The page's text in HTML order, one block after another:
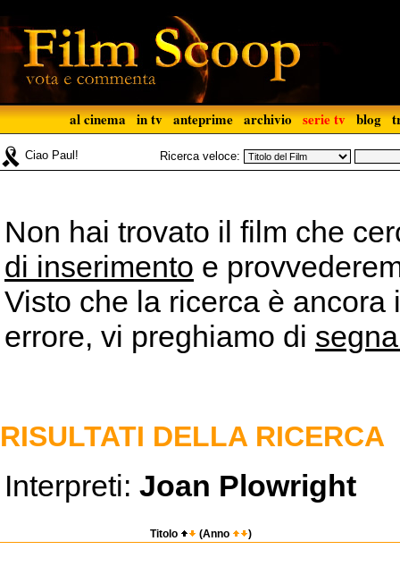
al cinema in tv anteprime archivio serie tv blog
Ciao Paul! Ricerca veloce:
Non hai trovato il film che
di inserimento e
Visto che la ricerca è
errore, vi preghiamo di
RISULTATI DELLA RICERCA
Interpreti: Joan Plowright
Titolo (Anno )